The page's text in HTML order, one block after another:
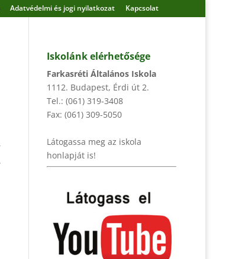
Adatvédelmi és jogi nyilatkozat Kapcsolat
Iskolánk elérhetősége
Farkasréti Általános Iskola
1112. Budapest, Érdi út 2.
Tel.: (061) 319-3408
Fax: (061) 309-5050
Látogassa meg az iskola
honlapját is!